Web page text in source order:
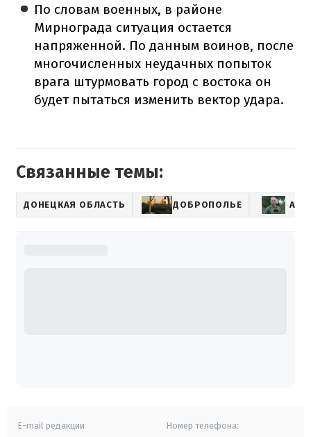
По словам военных, в районе
Мирнограда ситуация остается
напряженной. По данным воинов, после
многочисленных неудачных попыток
врага штурмовать город с востока он
будет пытаться изменить вектор удара.
Связанные темы:
ДОНЕЦКАЯ ОБЛАСТЬ ДОБРОПОЛЬЕ
E-mail редакции Номер телефона: